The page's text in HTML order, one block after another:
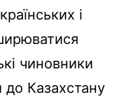
і
чиновники
до Казахстану